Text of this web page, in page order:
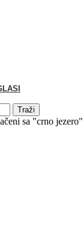
Traži
sa "crno jezero"